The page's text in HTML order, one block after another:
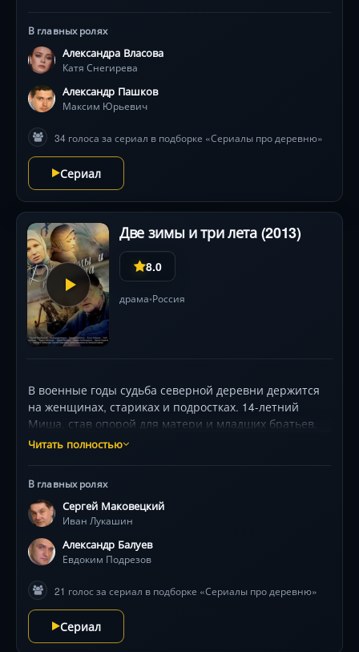
далеком селе. В этом маленьком городке, никто не
ждет звезду из столицы, особенно местный
заведующий амбулаторией, Осокин, который видит в
Кате лишь вызов.
В главных ролях
Александра Власова
Катя Снегирева
Александр Пашков
Максим Юрьевич
34 голоса за сериал в подборке «Сериалы про деревню»
Сериал
Две зимы и три лета (2013)
8.0
драма•Россия
В военные годы судьба северной деревни держится
на женщинах, стариках и подростках. 14-летний
Миша, став опорой для матери и младших братьев,
вынужден принимать судьбоносные решения.
фронтовику Ивану. Секретарь райкома Подрезов
внедряет жесткие порядки, ставя личные интересы
жителей под удар. За 30 лет герои пройдут путь от
военной разрухи до послевоенного возрождения, их
нравственные выборы определят судьбы целого
Пекашино и аутентичные костюмы погружают в
эпоху, а мощные актерские работы (Александр
Балуев, Полина Кутепова, Сергей Маковецкий)
создают кинематографическую мощь.
Читать полностью
В главных ролях
Сергей Маковецкий
Иван Лукашин
Александр Балуев
Евдоким Подрезов
21 голос за сериал в подборке «Сериалы про деревню»
Сериал